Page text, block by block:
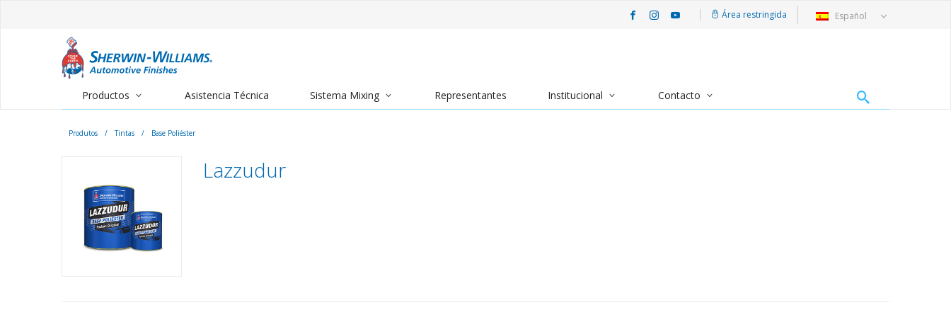
Área restringida Español
Productos Asistencia Técnica Sistema Mixing Representantes Institucional Contacto
Produtos / Tintas / Base Poliéster
Lazzudur